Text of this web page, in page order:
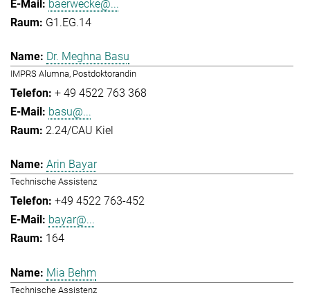
baerwecke@...
G1.EG.14
Dr. Meghna Basu
IMPRS Alumna, Postdoktorandin
+ 49 4522 763 368
basu@...
2.24/CAU Kiel
Arin Bayar
Technische Assistenz
+49 4522 763-452
bayar@...
164
Mia Behm
Technische Assistenz